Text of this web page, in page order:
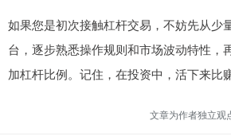
如果您是初次接触杠杆交易，不妨先从少
台，逐步熟悉操作规则和市场波动特性，
加杠杆比例。记住，在投资中，活下来比
文章为作者独立观